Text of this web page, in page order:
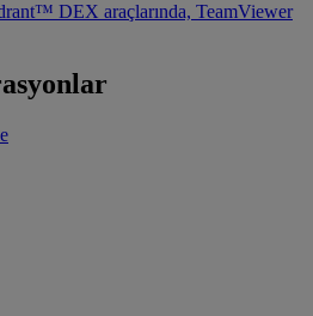
DEX araçlarında, TeamViewer